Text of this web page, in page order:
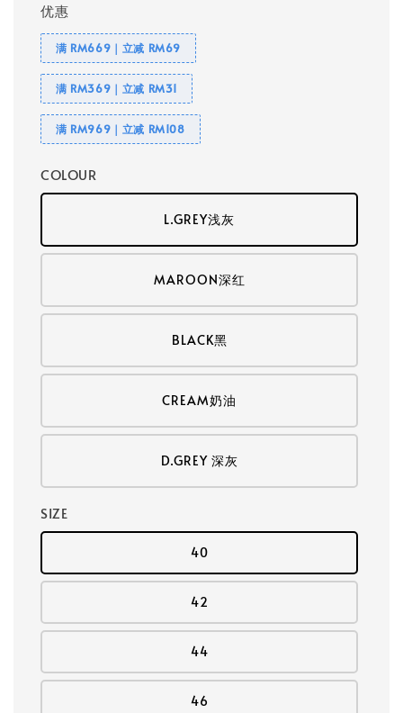
优惠
满 RM669｜立减 RM69
满 RM369｜立减 RM31
满 RM969｜立减 RM108
COLOUR
L.GREY浅灰
MAROON深红
BLACK黑
CREAM奶油
D.GREY 深灰
SIZE
40
42
44
46